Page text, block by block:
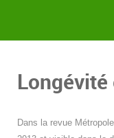
Dans la revue